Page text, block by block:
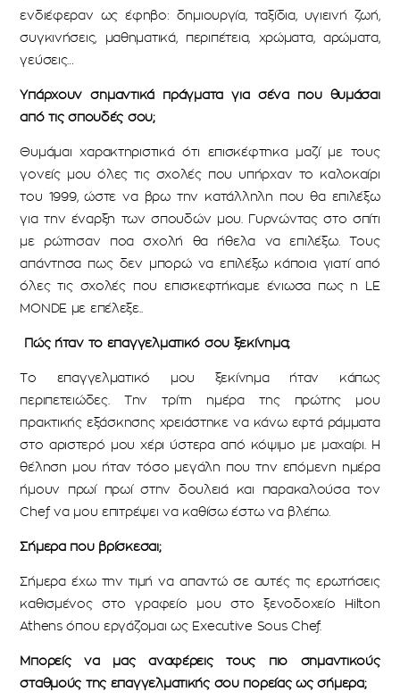
ενδιέφεραν ως έφηβο: δημιουργία, ταξίδια, υγιεινή ζωή,
συγκινήσεις, μαθηματικά, περιπέτεια, χρώματα, αρώματα,
γεύσεις…
Υπάρχουν σημαντικά πράγματα για σένα που θυμάσαι
από τις σπουδές σου;
Θυμάμαι χαρακτηριστικά ότι επισκέφτηκα μαζί με τους
γονείς μου όλες τις σχολές που υπήρχαν το καλοκαίρι
του 1999, ώστε να βρω την κατάλληλη που θα επιλέξω
για την έναρξη των σπουδών μου. Γυρνώντας στο σπίτι
με ρώτησαν ποα σχολή θα ήθελα να επιλέξω. Τους
απάντησα πως δεν μπορώ να επιλέξω κάποια γιατί από
όλες τις σχολές που επισκεφτήκαμε ένιωσα πως η LE
MONDE με επέλεξε..
Πώς ήταν το επαγγελματικό σου ξεκίνημα;
Το επαγγελματικό μου ξεκίνημα ήταν κάπως
περιπετειώδες. Την τρίτη ημέρα της πρώτης μου
πρακτικής εξάσκησης χρειάστηκε να κάνω εφτά ράμματα
στο αριστερό μου χέρι ύστερα από κόψιμο με μαχαίρι. Η
θέληση μου ήταν τόσο μεγάλη που την επόμενη ημέρα
ήμουν πρωί πρωί στην δουλειά και παρακαλούσα τον
Chef να μου επιτρέψει να καθίσω έστω να βλέπω.
Σήμερα που βρίσκεσαι;
Σήμερα έχω την τιμή να απαντώ σε αυτές τις ερωτήσεις
καθισμένος στο γραφείο μου στο ξενοδοχείο Hilton
Athens όπου εργάζομαι ως Executive Sous Chef.
Μπορείς να μας αναφέρεις τους πιο σημαντικούς
σταθμούς της επαγγελματικής σου πορείας ως σήμερα;